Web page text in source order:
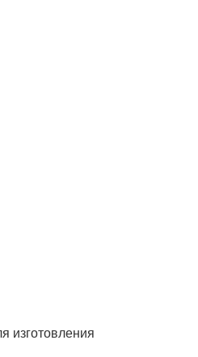
изготовления